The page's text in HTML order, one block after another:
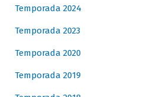
Temporada 2024
Temporada 2023
Temporada 2020
Temporada 2019